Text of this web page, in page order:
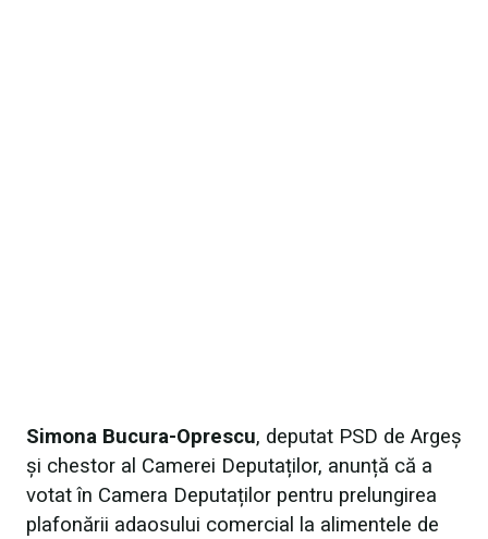
Simona Bucura-Oprescu, deputat PSD de Argeș
și chestor al Camerei Deputaților, anunță că a
votat în Camera Deputaților pentru prelungirea
plafonării adaosului comercial la alimentele de